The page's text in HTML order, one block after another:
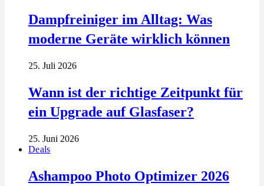
Dampfreiniger im Alltag: Was
moderne Geräte wirklich können
25. Juli 2026
Wann ist der richtige Zeitpunkt für
ein Upgrade auf Glasfaser?
25. Juni 2026
Deals
Ashampoo Photo Optimizer 2026